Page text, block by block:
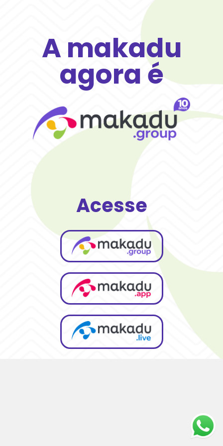
A makadu
agora é
Acesse